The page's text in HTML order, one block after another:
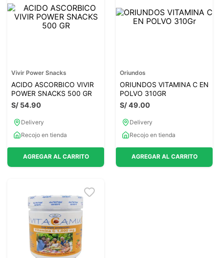
Vivir Power Snacks
ACIDO ASCORBICO VIVIR
POWER SNACKS 500 GR
S/ 54.90
Delivery
Recojo en tienda
AGREGAR AL CARRITO
Oriundos
ORIUNDOS VITAMINA C EN
POLVO 310GR
S/49.00
Delivery
Recojo en tienda
AGREGAR AL CARRITO